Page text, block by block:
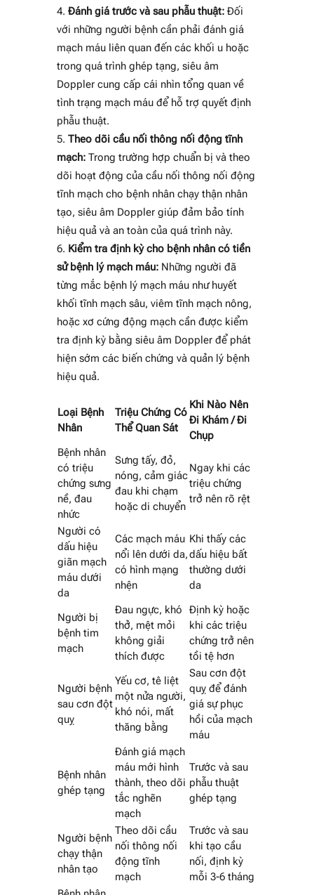
Đánh giá trước và sau phẫu thuật:Đối
với những người bệnh cần phải đánh giá
mạch máu liên quan đến các khối u hoặc
trong quá trình ghép tạng, siêu âm
Doppler cung cấp cái nhìn tổng quan về
tình trạng mạch máu để hỗ trợ quyết định
phẫu thuật.
Theo dõi cầu nối thông nối động tĩnh
mạch:Trong trường hợp chuẩn bị và theo
dõi hoạt động của cầu nối thông nối động
tĩnh mạch cho bệnh nhân chạy thận nhân
tạo, siêu âm Doppler giúp đảm bảo tính
hiệu quả và an toàn của quá trình này.
Kiểm tra định kỳ cho bệnh nhân có tiền
sử bệnh lý mạch máu:Những người đã
từng mắc bệnh lý mạch máu như huyết
khối tĩnh mạch sâu, viêm tĩnh mạch nông,
hoặc xơ cứng động mạch cần được kiểm
tra định kỳ bằng siêu âm Doppler để phát
hiện sớm các biến chứng và quản lý bệnh
hiệu quả.
Loại Bệnh
Nhân
Triệu Chứng Có
Thể Quan Sát
Khi Nào Nên
Đi Khám / Đi
Chụp
Bệnh nhân
có triệu
chứng sưng
nề, đau
nhức
Sưng tấy, đỏ,
nóng, cảm giác
đau khi chạm
hoặc di chuyển
Ngay khi các
triệu chứng
trở nên rõ rệt
Người có
dấu hiệu
giãn mạch
máu dưới
da
Các mạch máu
nổi lên dưới da,
có hình mạng
nhện
Khi thấy các
dấu hiệu bất
thường dưới
da
Người bị
bệnh tim
mạch
Đau ngực, khó
thở, mệt mỏi
không giải
thích được
Định kỳ hoặc
khi các triệu
chứng trở nên
tồi tệ hơn
Người bệnh
sau cơn đột
quỵ
Yếu cơ, tê liệt
một nửa người,
khó nói, mất
thăng bằng
Sau cơn đột
quỵ để đánh
giá sự phục
hồi của mạch
máu
Bệnh nhân
ghép tạng
Đánh giá mạch
máu mới hình
thành, theo dõi
tắc nghẽn
mạch
Trước và sau
phẫu thuật
ghép tạng
Người bệnh
chạy thận
nhân tạo
Theo dõi cầu
nối thông nối
động tĩnh
mạch
Trước và sau
khi tạo cầu
nối, định kỳ
mỗi 3-6 tháng